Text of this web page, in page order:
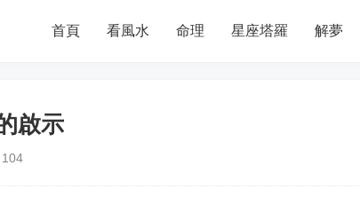
首頁 看風水 命理 星座塔羅 解夢
啟示
104